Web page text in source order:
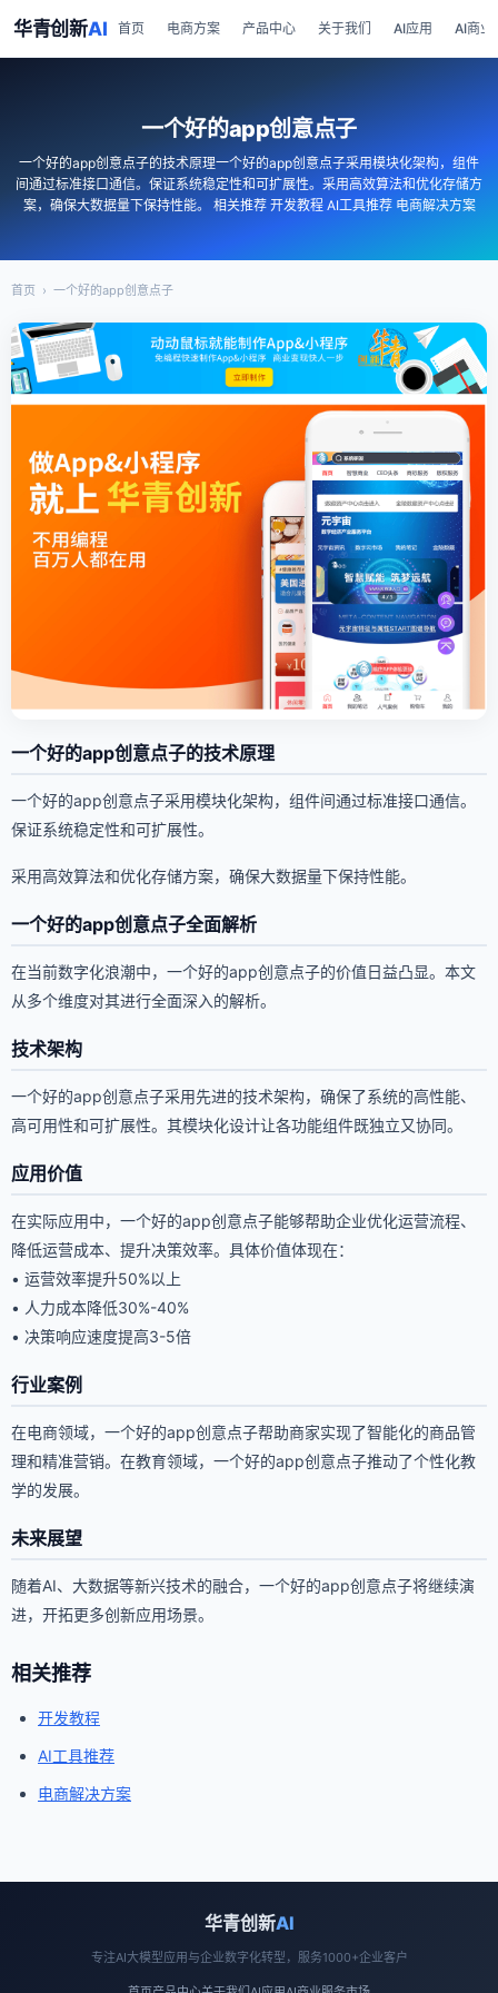
华青创新AI 首页 电商方案 产品中心 关于我们 AI应用 AI商业
一个好的app创意点子
一个好的app创意点子的技术原理一个好的app创意点子采用模块化架构，组件
间通过标准接口通信。保证系统稳定性和可扩展性。采用高效算法和优化存储方
案，确保大数据量下保持性能。 相关推荐 开发教程 AI工具推荐 电商解决方案
首页 › 一个好的app创意点子
一个好的app创意点子的技术原理
一个好的app创意点子采用模块化架构，组件间通过标准接口通信。
保证系统稳定性和可扩展性。
采用高效算法和优化存储方案，确保大数据量下保持性能。
一个好的app创意点子全面解析
在当前数字化浪潮中，一个好的app创意点子的价值日益凸显。本文
从多个维度对其进行全面深入的解析。
技术架构
一个好的app创意点子采用先进的技术架构，确保了系统的高性能、
高可用性和可扩展性。其模块化设计让各功能组件既独立又协同。
应用价值
在实际应用中，一个好的app创意点子能够帮助企业优化运营流程、
降低运营成本、提升决策效率。具体价值体现在：
• 运营效率提升50%以上
• 人力成本降低30%-40%
• 决策响应速度提高3-5倍
行业案例
在电商领域，一个好的app创意点子帮助商家实现了智能化的商品管
理和精准营销。在教育领域，一个好的app创意点子推动了个性化教
学的发展。
未来展望
随着AI、大数据等新兴技术的融合，一个好的app创意点子将继续演
进，开拓更多创新应用场景。
相关推荐
开发教程
AI工具推荐
电商解决方案
华青创新AI
专注AI大模型应用与企业数字化转型，服务1000+企业客户